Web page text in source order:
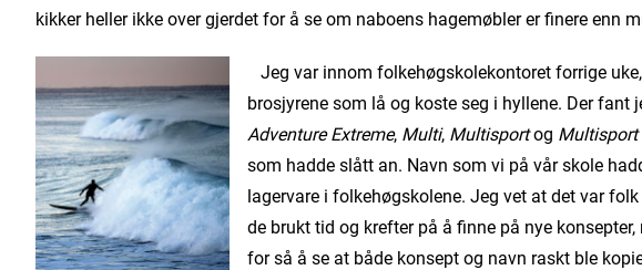
kikker heller ikke over gjerdet for å se om naboens hagemøbler er finere enn
Jeg var innom folkehøgskolekontoret forrige
brosjyrene som lå og koste seg i hyllene. Der fant
Adventure Extreme, Multi, Multisportog Multisport
som hadde slått an. Navn som vi på vår skole
lagervare i folkehøgskolene. Jeg vet at det var
de brukt tid og krefter på å finne på nye
for så å se at både konsept og navn raskt ble